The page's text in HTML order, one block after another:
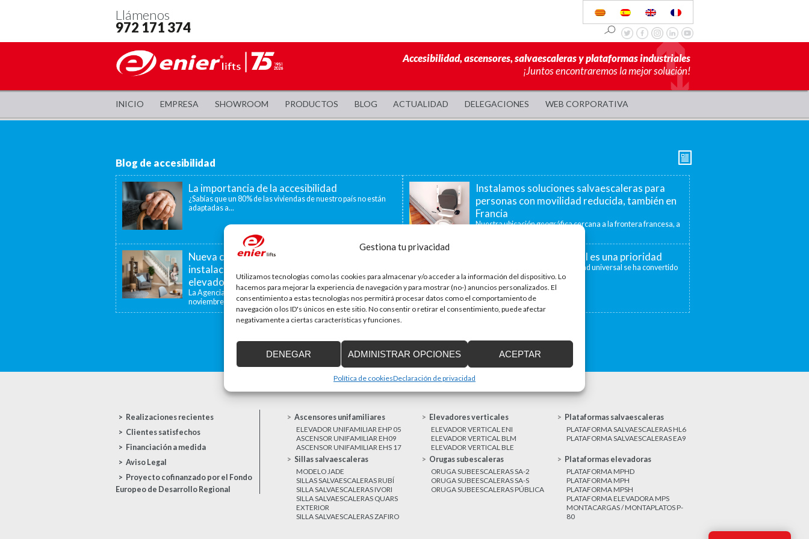
Gestiona tu privacidad
Utilizamos tecnologías como las cookies para almacenar y/o acceder a la información del dispositivo. Lo
hacemos para mejorar la experiencia de navegación y para mostrar (no-) anuncios personalizados. El
consentimiento a estas tecnologías nos permitirá procesar datos como el comportamiento de
navegación o los ID's únicos en este sitio. No consentir o retirar el consentimiento, puede afectar
negativamente a ciertas características y funciones.
ACEPTAR
DENEGAR ADMINISTRAR OPCIONES
Política de cookiesDeclaración de privacidad
Llámenos
972 171 374
Accesibilidad, ascensores, salvaescaleras y plataformas industriales
¡Juntos encontraremos la mejor solución!
INICIO EMPRESA SHOWROOM PRODUCTOS BLOG ACTUALIDAD DELEGACIONES WEB CORPORATIVA
Blog de accesibilidad
La importancia de la accesibilidad
¿Sabías que un 80% de las viviendas de nuestro país no están
adaptadas a...
Instalamos soluciones salvaescaleras para
personas con movilidad reducida, también en
Francia
Nuestra ubicación geográfica cercana a la frontera francesa, a
40 minutos, nos permite ofrecer...
Nueva convocatoria de ayudas para la
instalación de ascensores, plataformas
elevadoras y dispositivos de accesibilidad
La Agencia de la Vivienda de Cataluña aprobó el pasado 15 de
noviembre de...
La accesibilidad universal es una prioridad
En la última década la accesibilidad universal se ha convertido
en una prioridad para...
Realizaciones recientes
Clientes satisfechos
Financiación a medida
Aviso Legal
Proyecto cofinanzado por el Fondo
Europeo de Desarrollo Regional
Ascensores unifamiliares
ELEVADOR UNIFAMILIAR EHP 05
ASCENSOR UNIFAMILIAR EH09
ASCENSOR UNIFAMILIAR EHS 17
Elevadores verticales
ELEVADOR VERTICAL ENI
ELEVADOR VERTICAL BLM
ELEVADOR VERTICAL BLE
Plataformas salvaescaleras
PLATAFORMA SALVAESCALERAS HL6
PLATAFORMA SALVAESCALERAS EA9
Sillas salvaescaleras
MODELO JADE
SILLAS SALVAESCALERAS RUBÍ
SILLA SALVAESCALERAS IVORI
SILLA SALVAESCALERAS QUARS
EXTERIOR
SILLA SALVAESCALERAS ZAFIRO
Orugas subescaleras
ORUGA SUBEESCALERAS SA-2
ORUGA SUBEESCALERAS SA-S
ORUGA SUBEESCALERAS PÚBLICA
Plataformas elevadoras
PLATAFORMA MPHD
PLATAFORMA MPH
PLATAFORMA MPSH
PLATAFORMA ELEVADORA MPS
MONTACARGAS / MONTAPLATOS P-
80